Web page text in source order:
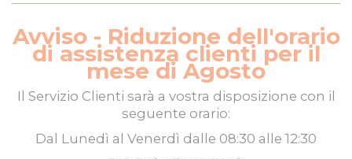
Avviso - Riduzione dell'orario
di assistenza clienti per il
mese di Agosto
Il Servizio Clienti sarà a vostra disposizione con il
seguente orario:
Dal Lunedì al Venerdì dalle 08:30 alle 12:30